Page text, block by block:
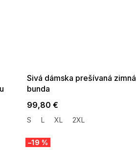
Sivá dámska prešívaná zimná
bunda
99,80 €
S L XL 2XL
–19 %